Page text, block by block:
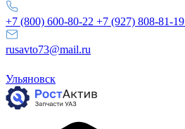
+7 (800) 600-80-22 +7 (927) 808-81-19
rusavto73@mail.ru
Ульяновск